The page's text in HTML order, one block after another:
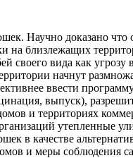
Научно доказано что
на близлежащих
своего вида как
начнут
ввести
выпуск),
и территориях
утепленные
в качестве
и меры соблюдения